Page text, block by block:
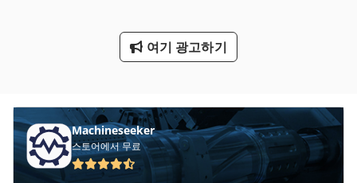
여기 광고하기
Machineseeker
스토어에서 무료